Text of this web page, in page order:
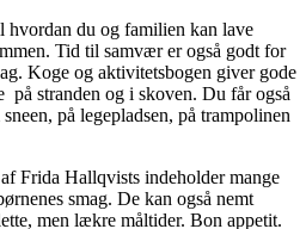
hvordan du og familien kan lave
Tid til samvær er også godt for
Koge og aktivitetsbogen giver gode
på stranden og i skoven. Du får også
på legepladsen, på trampolinen
Frida Hallqvists indeholder mange
smag. De kan også nemt
men lækre måltider. Bon appetit.